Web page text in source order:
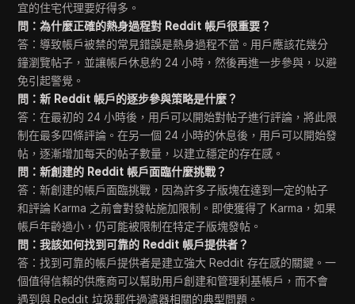
宜的住宅代理要好得多。
問：為什麼正確的熱身過程對 Reddit 帳戶很重要？
答：導致帳戶被禁的常見錯誤是熱身過程不當。用戶應該花幾分
鐘瀏覽帖子，並讓帳戶休息約 24 小時，然後再進一步參與，以避
免引起警覺。
問：新 Reddit 帳戶的逐步參與策略是什麼？
答：在最初的 24 小時後，用戶可以開始對帖子進行評論，將此限
制在最多四條評論。在另一個 24 小時的休息後，用戶可以開始發
帖，逐漸增加每天的帖子數量，以建立穩定的存在感。
問：新創建的 Reddit 帳戶面臨什麼挑戰？
答：新創建的帳戶面臨挑戰，因為許多子版塊在達到一定的帖子
和評論 Karma 之前會對發帖施加限制。即使獲得了 Karma，如果
帳戶年齡過小，仍可能被限制在特定子版塊發帖。
問：我該如何找到可靠的 Reddit 帳戶提供者？
答：找到可靠的帳戶提供者是建立強大 Reddit 存在感的關鍵。一
個值得信賴的供應商可以幫助用戶創建和管理利基帳戶，而不會
遇到與 Reddit 垃圾郵件過濾器相關的典型問題。